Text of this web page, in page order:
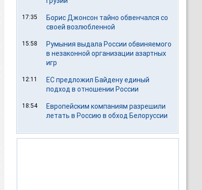
17:35
Борис Джонсон тайно обвенчался со
своей возлюбленной
15:58
Румыния выдала России обвиняемого
в незаконной организации азартных
игр
12:11
ЕС предложил Байдену единый
подход в отношении России
18:54
Европейским компаниям разрешили
летать в Россию в обход Белоруссии